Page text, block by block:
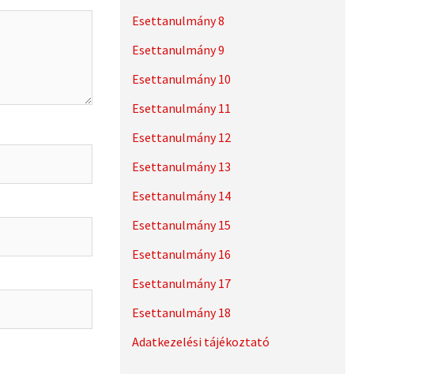
Esettanulmány 8
Esettanulmány 9
Esettanulmány 10
Esettanulmány 11
Esettanulmány 12
Esettanulmány 13
Esettanulmány 14
Esettanulmány 15
Esettanulmány 16
Esettanulmány 17
Esettanulmány 18
Adatkezelési tájékoztató